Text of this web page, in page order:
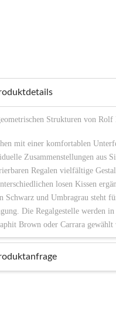
Strukturen von
mit einer komfortablen
Zusammenstellungen aus
Regalen vielfältige
losen Kissen
Schwarz und Umbragrau steht
Die Regalgestelle werden
Brown oder Carrara